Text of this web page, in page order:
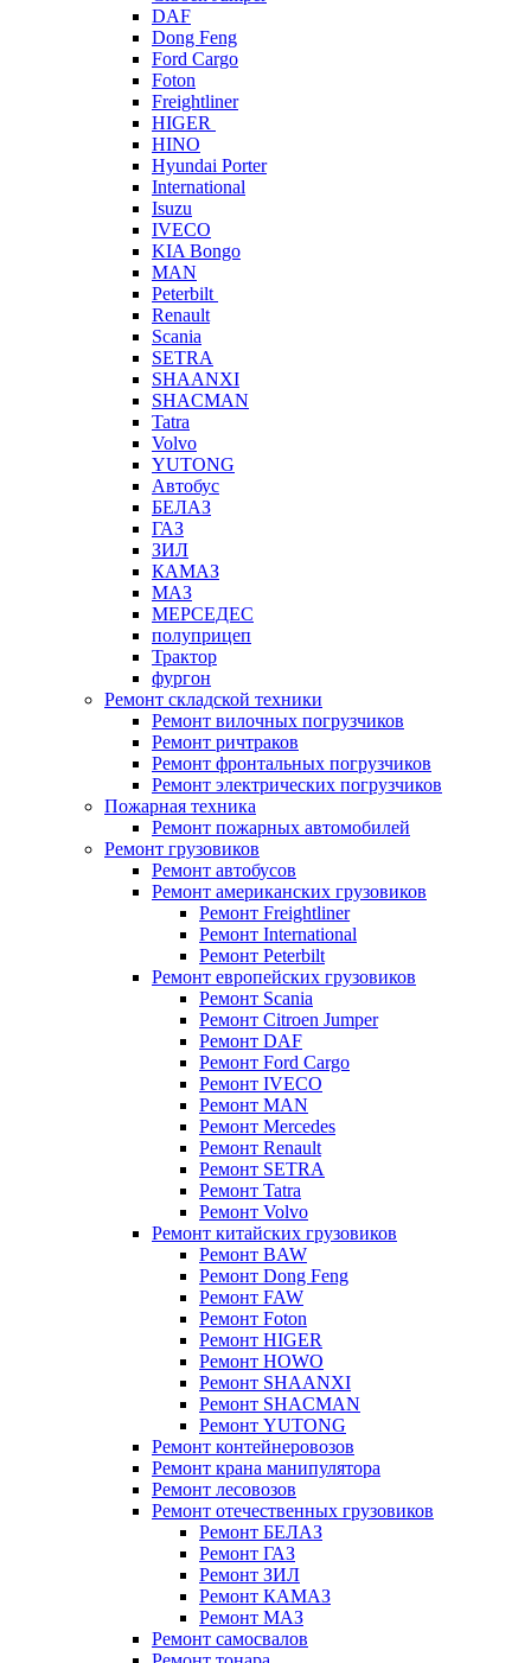
DAF
Dong Feng
Ford Cargo
Foton
Freightliner
HIGER
HINO
Hyundai Porter
International
Isuzu
IVECO
KIA Bongo
MAN
Peterbilt
Renault
Scania
SETRA
SHAANXI
SHACMAN
Tatra
Volvo
YUTONG
Автобус
БЕЛАЗ
ГАЗ
ЗИЛ
КАМАЗ
МАЗ
МЕРСЕДЕС
полуприцеп
Трактор
фургон
Ремонт складской техники
Ремонт вилочных погрузчиков
Ремонт ричтраков
Ремонт фронтальных погрузчиков
Ремонт электрических погрузчиков
Пожарная техника
Ремонт пожарных автомобилей
Ремонт грузовиков
Ремонт автобусов
Ремонт американских грузовиков
Ремонт Freightliner
Ремонт International
Ремонт Peterbilt
Ремонт европейских грузовиков
Ремонт Scania
Ремонт Citroen Jumper
Ремонт DAF
Ремонт Ford Cargo
Ремонт IVECO
Ремонт MAN
Ремонт Mercedes
Ремонт Renault
Ремонт SETRA
Ремонт Tatra
Ремонт Volvo
Ремонт китайских грузовиков
Ремонт BAW
Ремонт Dong Feng
Ремонт FAW
Ремонт Foton
Ремонт HIGER
Ремонт HOWO
Ремонт SHAANXI
Ремонт SHACMAN
Ремонт YUTONG
Ремонт контейнеровозов
Ремонт крана манипулятора
Ремонт лесовозов
Ремонт отечественных грузовиков
Ремонт БЕЛАЗ
Ремонт ГАЗ
Ремонт ЗИЛ
Ремонт КАМАЗ
Ремонт МАЗ
Ремонт самосвалов